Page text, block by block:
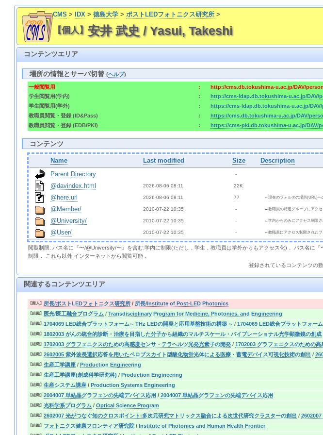
CMS > IDX> 徳島大学> ポストLEDフォトニクス研究所>
【個人】 安井 武史 / Yasui, Takeshi
コンテンツエリア
場所の情報とサーバ切替(ヘルプ)
一般閲覧用 :
http://cms.db.tokushima-u.ac.jp/DAV/
学生閲覧用(学内)
:
http://cms-ldap.db.tokushima-u.ac.jp/DAV/
学生閲覧用(学外)
:
https://cms-ldap.db.tokushima-u.ac.jp/DAV/
教職員閲覧・登録 (ID&Pass)
:
https://cms.db.tokushima-u.ac.jp/DAV/
教職員閲覧・登録 (EDB/PKI)
: https://cms-pki.db.tokushima-u.ac.jp/DAV/
コンテンツ
Name Last modified Size
Description
Parent Directory
  -
@davindex.html 2026-08-06 08:11 22K
@here.url 2026-08-06 08:11 77 ←現在のフォルダの場所(URL)
@Member/ 2010-07-22 10:35
  -
←教職員の特定グループにアク
@University/ 2010-07-22 10:35
  -
←学内からのみにアクセス制限
@User/ 2010-07-22 10:35
  -
←教職員にアクセス制限された
閲覧制限: パス名に『〜/@University/〜』を含む:学内に制限(ただし，学生，教職員は学外からもアクセス化)． パス名に
制限． これら以外:インターネットから閲覧可能．
登録されているコンテンツの
関連するコンテンツエリア
【擬人】 所長/ポストLEDフォトニクス研究所 / 所長/Institute of Post-LED Photonics
【組織】 医光/医工融合プログラム /Transdisciplinary Program for Medicine, Photonics, and Engineering
【組織】1704069 LED総合プラットフォーム∼ THz LEDの開発と応用基盤技術の構築 ∼ /1704069 LED総合プラットフォー
【組織】1802003 がんの統合的診断・治療を目指した分子から組織のマルチスケール・バイブレーショナル光学顕微鏡の創成
【組織】1702003 グラフェニクスのための高感度センサ・テラヘルツ光発光素子の開発 /1702003 グラフェニクスのための
【組織】2602005 紫外波長選択応答を用いたペロブスカイト型酸化物蛍光体による医療・蓄電デバイス可視化技術の創出 /
【組織】生産工学講座 /Production Engineering
【組織】生産工学講座(創成科学研究科) /Production Engineering
【組織】生産システム講座 /Production Systems Engineering
【組織】2004007 単結晶グラフェンの先端デバイス応用 /2004007 単結晶グラフェンの先端デバイス応用
【組織】光科学系プログラム /Optical Science Program
【組織】2602007 光がつなぐ知のクロスポイント:多次元研究マトリックス融合による次世代研究クラスターの創出 /
【組織】 フォトニクス健康フロンティア研究院 /Institute of Photonics and Human Health Frontier